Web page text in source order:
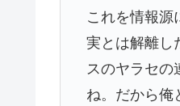
これを情報源
実とは解離し
スのヤラセの
ね。だから俺